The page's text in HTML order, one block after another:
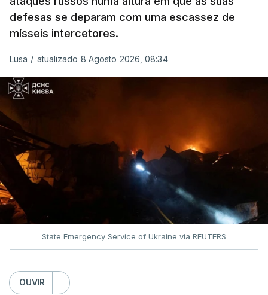
defesas se deparam com uma escassez de
mísseis intercetores.
Lusa / atualizado 8 Agosto 2026, 08:34
State Emergency Service of Ukraine via REUTERS
OUVIR